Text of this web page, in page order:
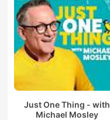
Just One Thing - with
Michael Mosley